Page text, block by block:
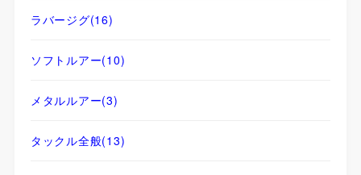
ラバージグ(16)
ソフトルアー(10)
メタルルアー(3)
タックル全般(13)